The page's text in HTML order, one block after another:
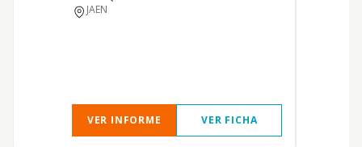
JAEN
VER INFORME VER FICHA